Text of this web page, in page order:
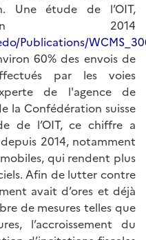
Une étude de l’OIT,
2014
Publications/
60% des envois de
par les voies
de l'agence de
la Confédération suisse
de l’OIT, ce chiffre a
2014, notamment
qui rendent plus
Afin de lutter contre
avait d’ores et déjà
de mesures telles que
l’accroissement du